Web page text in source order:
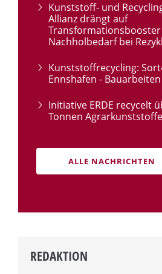
Kunststoff- und
Allianz drängt auf
Transformationsbooster
Nachholbedarf bei
Kunststoffrecycling:
Ennshafen -
Initiative ERDE recycelt
Tonnen Agrarkunststoffe
ALLE NACHRICHTEN
REDAKTION